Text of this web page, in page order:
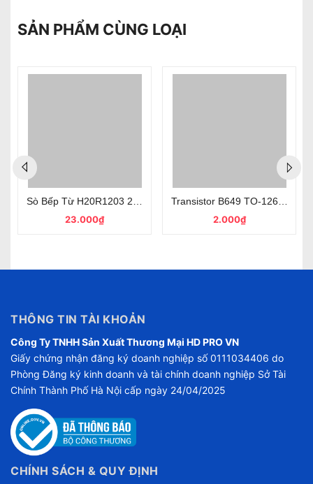
SẢN PHẨM CÙNG LOẠI
12A 700V TO-3P, Linh Kiện Điện Tử
Sò Bếp Từ H20R1203 20A/1200V TO-247 Mới, Chính Hãng
23.000₫
Transistor B649 TO-126 1.5A
2.000₫
THÔNG TIN TÀI KHOẢN
Công Ty TNHH Sản Xuất Thương Mại HD PRO VN
Giấy chứng nhận đăng ký doanh nghiệp số 0111034406 do
Phòng Đăng ký kinh doanh và tài chính doanh nghiệp Sở Tài
Chính Thành Phố Hà Nội cấp ngày 24/04/2025
CHÍNH SÁCH & QUY ĐỊNH